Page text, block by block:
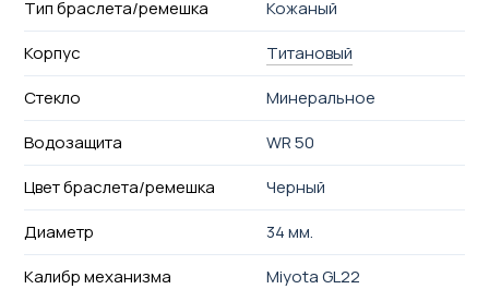
Тип браслета/ремешка
Кожаный
Корпус
Титановый
Стекло
Минеральное
Водозащита
WR 50
Цвет браслета/ремешка
Черный
Диаметр
34 мм.
Калибр механизма
Miyota GL22